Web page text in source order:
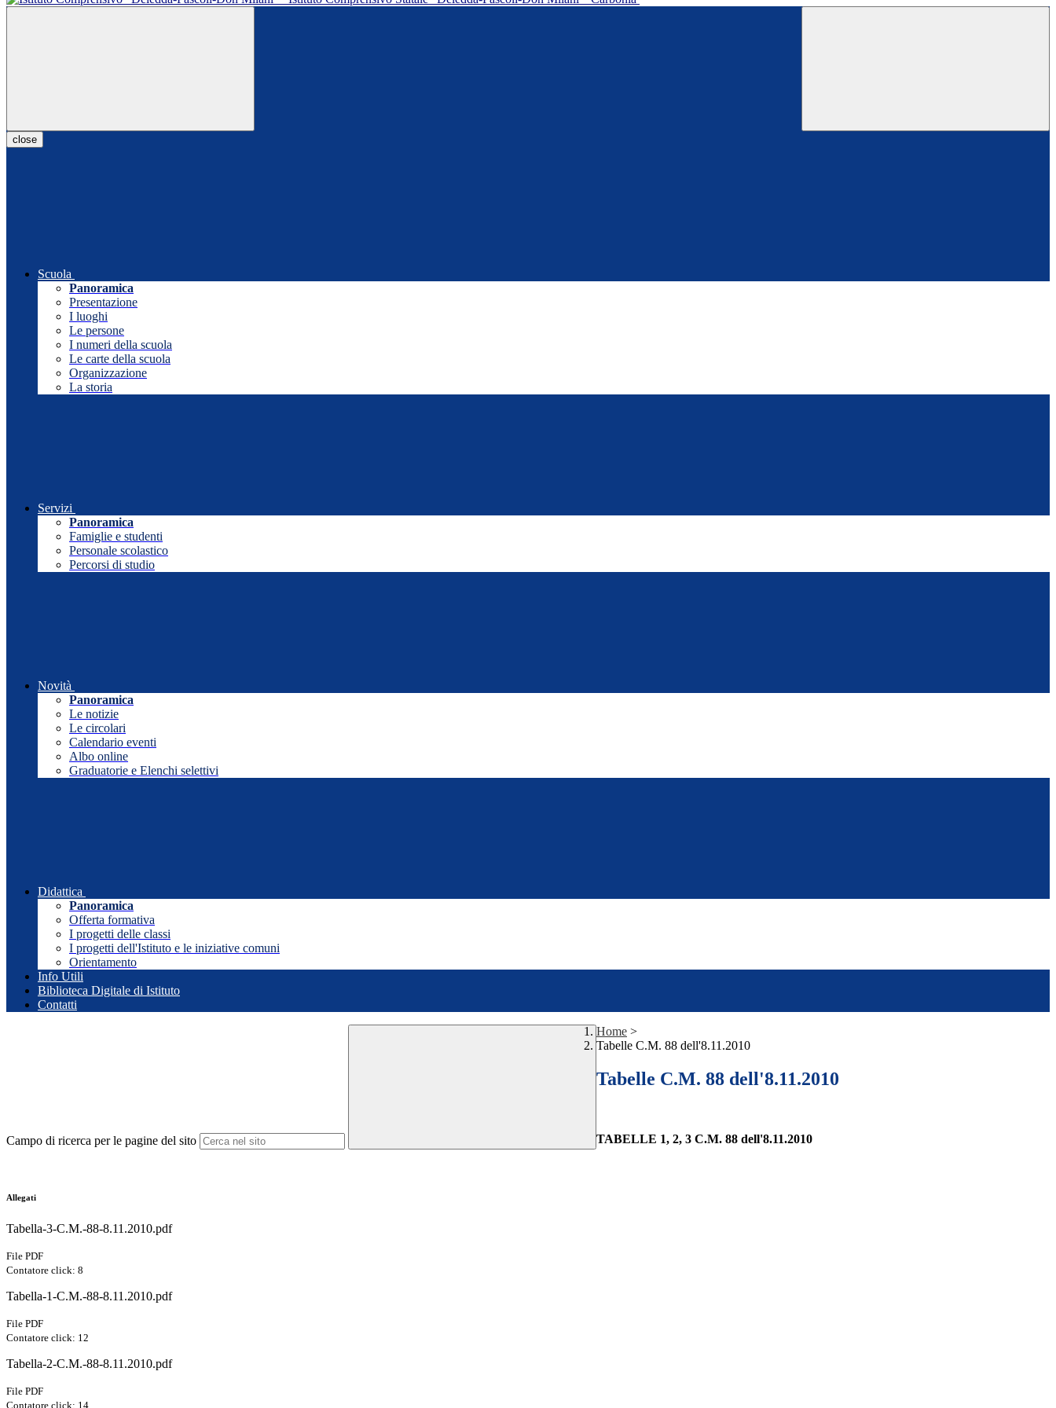
close
Scuola
Panoramica
Presentazione
I luoghi
Le persone
I numeri della scuola
Le carte della scuola
Organizzazione
La storia
Servizi
Panoramica
Famiglie e studenti
Personale scolastico
Percorsi di studio
Novità
Panoramica
Le notizie
Le circolari
Calendario eventi
Albo online
Graduatorie e Elenchi selettivi
Didattica
Panoramica
Offerta formativa
I progetti delle classi
I progetti dell'Istituto e le iniziative comuni
Orientamento
Info Utili
Biblioteca Digitale di Istituto
Contatti
Campo di ricerca per le pagine del sito
Home >
Tabelle C.M. 88 dell'8.11.2010
Tabelle C.M. 88 dell'8.11.2010
TABELLE 1, 2, 3 C.M. 88 dell'8.11.2010
Allegati
Tabella-3-C.M.-88-8.11.2010.pdf
File PDF
Contatore click: 8
Tabella-1-C.M.-88-8.11.2010.pdf
File PDF
Contatore click: 12
Tabella-2-C.M.-88-8.11.2010.pdf
File PDF
Contatore click: 14